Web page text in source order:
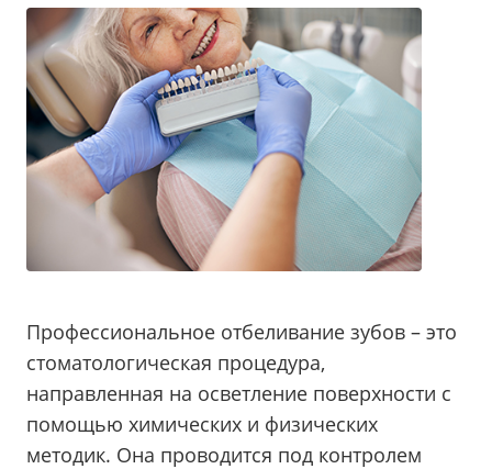
Профессиональное отбеливание зубов – это
стоматологическая процедура,
направленная на осветление поверхности с
помощью химических и физических
методик. Она проводится под контролем